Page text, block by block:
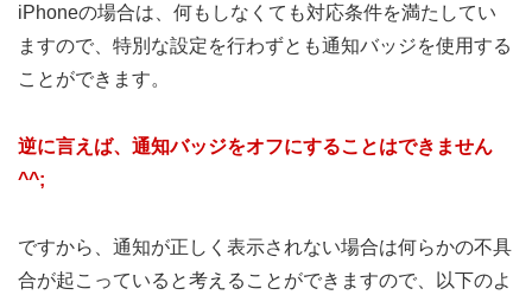
iPhoneの場合は、何もしなくても対応条件を満たしてい
ますので、特別な設定を行わずとも通知バッジを使用する
ことができます。
逆に言えば、通知バッジをオフにすることはできません
^^;
ですから、通知が正しく表示されない場合は何らかの不具
合が起こっていると考えることができますので、以下のよ